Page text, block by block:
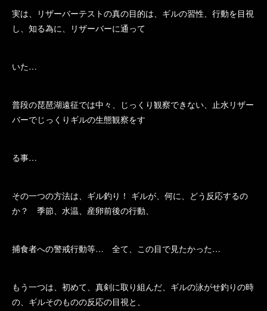
実は、リザーバーテストの真の目的は、ギルの習性、行動を目視
し、知る為に、リザーバーに通って
いた…
普段の琵琶湖遠征では中々、じっくり観察できない、止水リザー
バーでじっくりギルの生態観察をす
る事…
その一つの方法は、ギル釣り！ ギルが、何に、どう反応するの
か？ 季節、水温、産卵前後の行動、
捕食者への警戒行動等… 全て、この目で見たかった…
もう一つは、初めて、真剣に取り組んだ、ギルの泳がせ釣りの時
の、ギルそのものの反応の目視と、